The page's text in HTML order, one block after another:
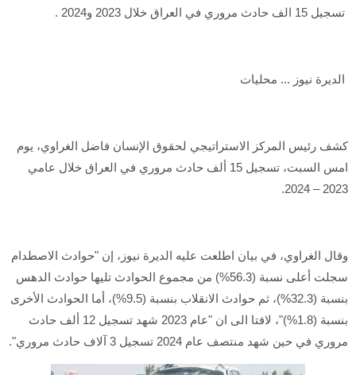
تسجيل 15 الف حادث مروري في العراق خلال 2023 و2024 .
الديرة نيوز ... محليات
كشف رئيس المركز الاستراتيجي لحقوق الإنسان فاضل الغراوي، يوم
امس السبت، تسجيل 15 ألف حادث مروري في العراق خلال عامي
2023 – 2024.
وقال الغراوي، في بيان اطلعت عليه الديرة نيوز، إن "حوادث الاصطدام
سجلت أعلى نسبة (56.3%) من مجموع الحوادث تليها حوادث الدهس
بنسبة (32.3%)، ثم حوادث الانقلاب بنسبة (9.5%)، أما الحوادث الأخرى
بنسبة (1.8%)"، لافتا الى ان "عام 2023 شهد تسجيل 12 ألف حادث
مروري في حين شهد منتصف عام 2024 تسجيل 3 آلاف حادث مروري".